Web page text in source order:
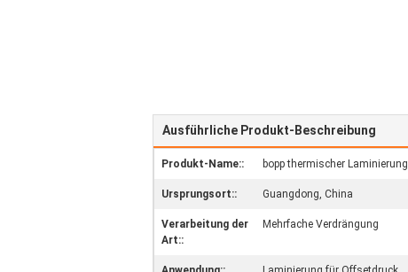
Ausführliche Produkt-Beschreibung
Produkt-Name:: bopp thermischer
Ursprungsort:: Guangdong, China
Verarbeitung der
Art::
Mehrfache Verdrängung